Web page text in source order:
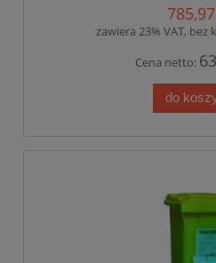
785,97
zawiera 23% VAT,
Cena netto:
do